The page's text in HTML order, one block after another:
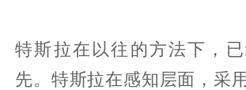
特斯拉在以往的方法下，
先。特斯拉在感知层面，采